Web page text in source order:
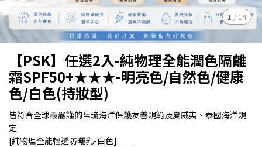
1 / 14
【PSK】任選2入-純物理全能潤色隔離
霜SPF50+★★★-明亮色/自然色/健康
色/白色(持妝型)
皆符合全球最嚴謹的帛琉海洋保護友善規範及夏威夷、泰國海洋規
定
[純物理全能輕透防曬乳-白色]